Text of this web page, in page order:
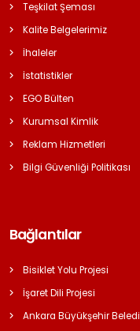
Teşkilat Şeması
Kalite Belgelerimiz
İhaleler
İstatistikler
EGO Bülten
Kurumsal Kimlik
Reklam Hizmetleri
Bilgi Güvenliği Politikası
Bağlantılar
Bisiklet Yolu Projesi
İşaret Dili Projesi
Ankara Büyükşehir